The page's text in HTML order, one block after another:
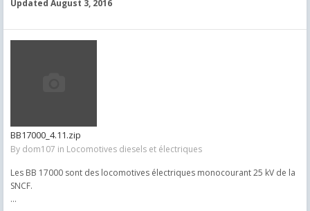
Updated August 3, 2016
BB17000_4.11.zip
By dom107 in Locomotives diesels et électriques
Les BB 17000 sont des locomotives électriques monocourant 25 kV de la
SNCF.
...